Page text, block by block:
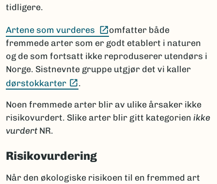
tidligere.
Artene som vurderes (Ekstern lenke)
omfatter både
fremmede arter som er godt etablert i naturen
og de som fortsatt ikke reproduserer utendørs i
Norge. Sistnevnte gruppe utgjør det vi kaller
dørstokkarter
.
Noen fremmede arter blir av ulike årsaker ikke
risikovurdert. Slike arter blir gitt kategorien ikke
vurdert NR.
Risikovurdering
Når den økologiske risikoen til en fremmed art